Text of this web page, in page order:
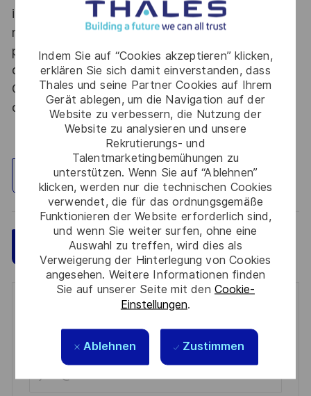
Indem Sie auf “Cookies akzeptieren” klicken,
erklären Sie sich damit einverstanden, dass
Thales und seine Partner Cookies auf Ihrem
Gerät ablegen, um die Navigation auf der
Website zu verbessern, die Nutzung der
Website zu analysieren und unsere
Rekrutierungs- und
Talentmarketingbemühungen zu
unterstützen. Wenn Sie auf “Ablehnen”
klicken, werden nur die technischen Cookies
verwendet, die für das ordnungsgemäße
Funktionieren der Website erforderlich sind,
und wenn Sie weiter surfen, ohne eine
Auswahl zu treffen, wird dies als
Verweigerung der Hinterlegung von Cookies
angesehen. Weitere Informationen finden
Sie auf unserer Seite mit den Cookie-
Einstellungen.
Ablehnen Zustimmen
informations relevant du secret de la défense
nationale, la personne retenue fera l'objet d'une
procédure d’habilitation, conformément aux
dispositions des articles R.2311-1 et suivants du
Code de la défense et de l’IGI 1300 SGDSN/PSE
du 09 août 2021.
Standort erkunden
Jetzt bewerben Speichern
Get notified for similar jobs
You'll receive updates once a week
Email